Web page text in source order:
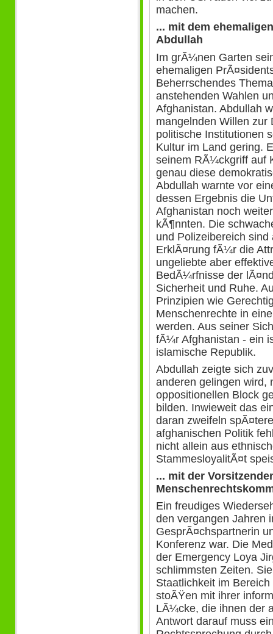
machen.
... mit dem
Abdullah
Im grÃ¼nen Garten
ehemaligen
Beherrschendes
anstehenden Wahlen
Afghanistan. Abdullah
mangelnden Willen zur
politische Institutionen
Kultur im Land gering.
seinem RÃ¼ckgriff auf
genau diese
Abdullah warnte vor
dessen Ergebnis die
Afghanistan noch
kÃ¶nnten. Die
und Polizeibereich
ErklÃ¤rung fÃ¼r die
ungeliebte aber
BedÃ¼rfnisse der
Sicherheit und Ruhe.
Prinzipien wie
Menschenrechte in
werden. Aus seiner
fÃ¼r Afghanistan - ein
islamische Republik.
Abdullah zeigte sich
anderen gelingen wird,
oppositionellen Block
bilden. Inwieweit das
daran zweifeln
afghanischen Politik
nicht allein aus
StammesloyalitÃ¤t
... mit der
Ein freudiges
den vergangen Jahren
GesprÃ¤chspartnerin
Konferenz war. Die
der Emergency Loya
schlimmsten Zeiten.
Staatlichkeit im
stoÃŸen mit ihrer
LÃ¼cke, die ihnen der
Antwort darauf muss